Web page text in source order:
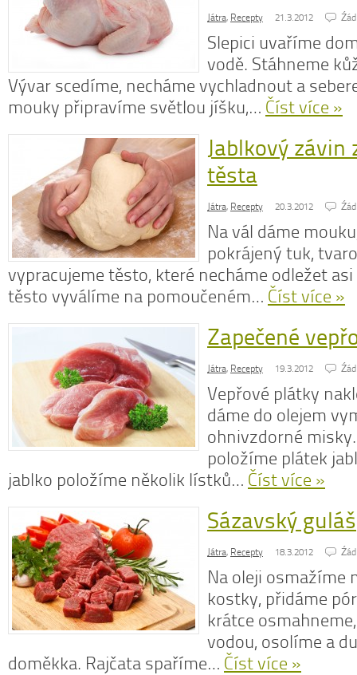
Játra, Recepty 21.3.2012
Slepici uvaříme
vodě. Stáhneme
Vývar scedíme, necháme vychladnout a
mouky připravíme světlou jíšku,… Číst více »
Jablkový závin
těsta
Játra, Recepty 20.3.2012
Na vál dáme
pokrájený tuk,
vypracujeme těsto, které necháme odležet
těsto vyválíme na pomoučeném… Číst více »
Zapečené
Játra, Recepty 19.3.2012
Vepřové plátky
dáme do olejem
ohnivzdorné
položíme plátek
jablko položíme několik lístků… Číst více »
Sázavský guláš
Játra, Recepty 18.3.2012
Na oleji osmažíme
kostky, přidáme
krátce
vodou, osolíme a
doměkka. Rajčata spaříme… Číst více »